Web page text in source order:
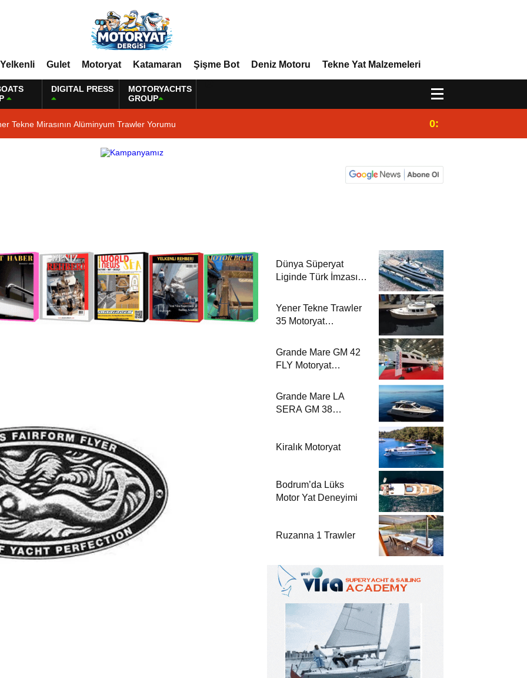
Yelkenli Gulet Motoryat Katamaran Şişme Bot Deniz Motoru Tekne Yat Malzemeleri
DIGITAL PRESS
MOTORYACHTS
GROUP
Tekne Mirasının Alüminyum Trawler Yorumu 0:44
Dünya Süperyat
Liginde Türk İmzası:
Amphib II’yi Denize
İndirdi
Yener Tekne Trawler
35 Motoryat
Grande Mare GM 42
FLY Motoryat
Grande Mare LA
SERA GM 38
Kiralık Motoryat
Bodrum’da Lüks
Motor Yat Deneyimi
Ruzanna 1 Trawler